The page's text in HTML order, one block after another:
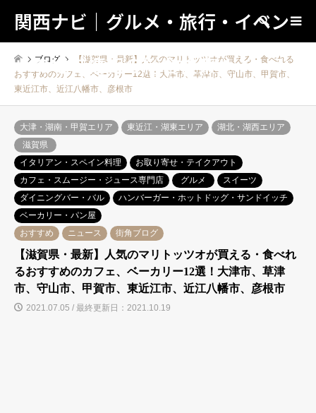
関西ナビ｜グルメ・旅行・イベン
トの地域情報の総合検索サイト！
検索
ブログ
【滋賀県・最新】人気のマリトッツオが買える・食べれる
おすすめのカフェ、ベーカリー12選！大津市、草津市、守山市、甲賀市、
東近江市、近江八幡市、彦根市
大津・湖南・甲賀エリア 東近江・湖東エリア
湖北・湖西エリア
滋賀県
イタリアン・スペイン料理
お取り寄せ・テイクアウト
カフェ・スムージー・ジュース専門店
グルメ
スイーツ
ダイニングバー・バル
ハンバーガー・ホットドッグ・サンドイッチ
ベーカリー・パン屋
おすすめ
ニュース 街角ブログ
【滋賀県・最新】人気のマリトッツオが買える・食べれ
るおすすめのカフェ、ベーカリー12選！大津市、草津
市、守山市、甲賀市、東近江市、近江八幡市、彦根市
2021.07.05 / 最終更新日：2021.10.19